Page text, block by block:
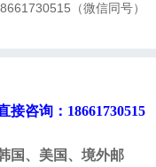
（微信同号）
接咨询 ： 18661730515
国、美国、境外邮